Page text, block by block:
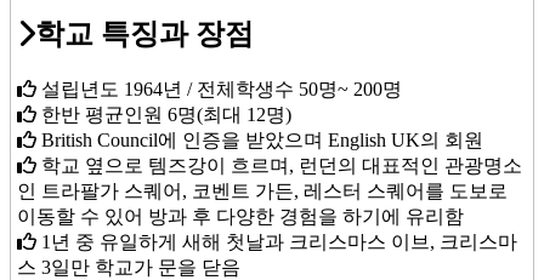
학교 특징과 장점
설립년도 1964년 / 전체학생수 50명~ 200명
한반 평균인원 6명(최대 12명)
British Council에 인증을 받았으며 English UK의 회원
학교 옆으로 템즈강이 흐르며, 런던의 대표적인 관광명소
인 트라팔가 스퀘어, 코벤트 가든, 레스터 스퀘어를 도보로
이동할 수 있어 방과 후 다양한 경험을 하기에 유리함
1년 중 유일하게 새해 첫날과 크리스마스 이브, 크리스마
스 3일만 학교가 문을 닫음